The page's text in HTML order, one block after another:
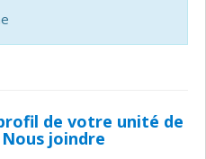
de votre unité de
Nous joindre